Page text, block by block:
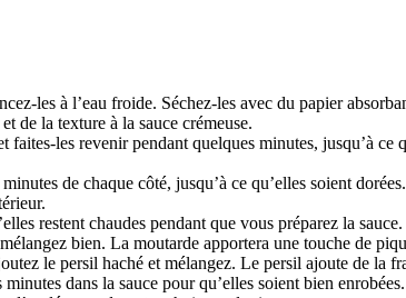
les à l’eau froide. Séchez-les avec du papier
de la texture à la sauce crémeuse.
les revenir pendant quelques minutes, jusqu’à ce
de chaque côté, jusqu’à ce qu’elles soient
restent chaudes pendant que vous préparez la sauce.
bien. La moutarde apportera une touche de
le persil haché et mélangez. Le persil ajoute de la
dans la sauce pour qu’elles soient bien enrobées.